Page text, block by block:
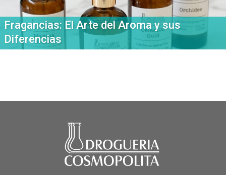
Fragancias: El Arte del Aroma y sus
Diferencias